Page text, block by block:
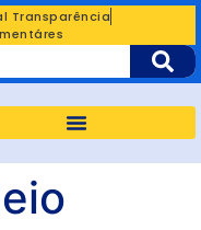
Transparência